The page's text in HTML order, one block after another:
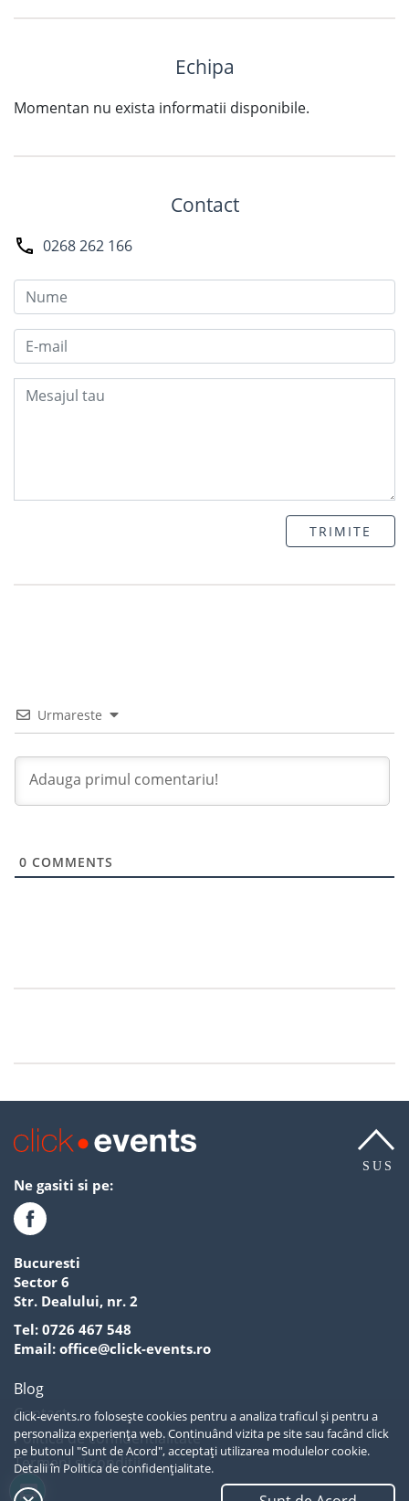
click-events.ro folosește cookies pentru a analiza traficul și pentru a
personaliza experiența web. Continuând vizita pe site sau facând click
pe butonul "Sunt de Acord", acceptați utilizarea modulelor cookie.
Detalii în Politica de confidențialitate.
Echipa
Momentan nu exista informatii disponibile.
Contact
0268 262 166
TRIMITE
Urmareste
0 COMMENTS
SUS
Ne gasiti si pe:
Bucuresti
Sector 6
Str. Dealului, nr. 2
Tel: 0726 467 548
Email: office@click-events.ro
Blog
Contact
Politica de confidentialitate
Termeni si conditii